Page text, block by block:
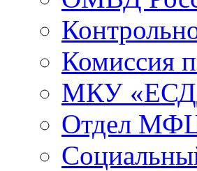
Комиссия
МКУ
Отдел МФЦ